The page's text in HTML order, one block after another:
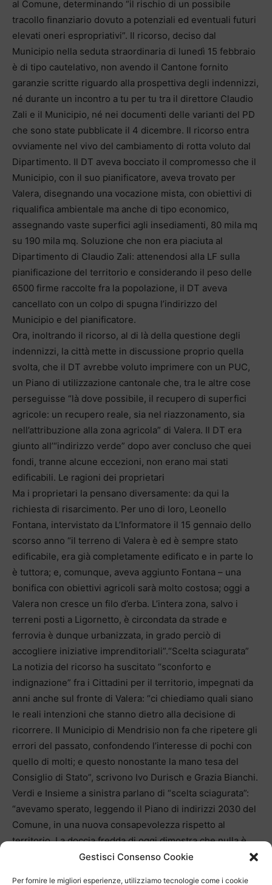
Gestisci Consenso Cookie
Per fornire le migliori esperienze, utilizziamo tecnologie come i cookie
al Comune, determinando “il rischio di un possibile
tracollo finanziario dovuto a potenziali ed eventuali futuri
elevati oneri espropriativi”. Il ricorso, deciso dal
Municipio nella seduta straordinaria di lunedì 15 febbraio
è di tipo cautelativo, non avendo il Cantone fornito
garanzie scritte riguardo alla prospettiva degli indennizzi,
né durante un incontro a tu per tu tra il direttore Claudio
Zali e il Municipio, né nei documenti delle varianti del PD
che sono state pubblicate il 4 dicembre. Il ricorso entra
ovviamente nel vivo del cambiamento di rotta voluto dal
Dipartimento. Il DT aveva bocciato il compromesso che il
Municipio, con il suo pianificatore, aveva trovato per
Valera, disegnando una vocazione mista, con obiettivi di
riqualifica ambientale ma anche di tipo economico,
assegnando vaste superfici agli insediamenti, 80 mila mq
su 190 mila mq. Soluzione che non era piaciuta al
Dipartimento di Claudio Zali: attenendosi alla LF sulla
pianificazione del territorio e considerando il peso delle
6500 firme raccolte fra la popolazione, il DT aveva
cancellato con un colpo di spugna l’indirizzo del
Municipio e del pianificatore.
Ora, inoltrando il ricorso, al di là della questione degli
indennizzi, la città mette in discussione proprio quella
svolta, che il DT avrebbe voluto imprimere con un PUC,
un Piano di utilizzazione cantonale che, tra le altre cose
perseguisse “là dove possibile, il recupero di superfici
agricole: un recupero reale, sia nel riazzonamento, sia
nell’attribuzione alla zona agricola” di Valera. Il DT era
giunto all’“indirizzo verde” dopo aver concluso che quei
fondi, tranne alcune eccezioni, non erano mai stati
edificabili. Le ragioni dei proprietari
Ma i proprietari la pensano diversamente: da qui la
richiesta di risarcimento. Per uno di loro, Leonello
Fontana, intervistato da L’Informatore il 15 gennaio dello
scorso anno “il terreno di Valera è ed è sempre stato
edificabile, era già completamente edificato e in parte lo
è tuttora; e, comunque, aveva aggiunto Fontana – una
bonifica con obiettivi agricoli sarà molto costosa; oggi a
Valera non cresce un filo d’erba. L’intera zona, salvo i
terreni posti a Ligornetto, è circondata da strade e
ferrovia è dunque urbanizzata, in grado perciò di
accogliere iniziative imprenditoriali”.“Scelta sciagurata”
La notizia del ricorso ha suscitato “sconforto e
indignazione” fra i Cittadini per il territorio, impegnati da
anni anche sul fronte di Valera: “ci chiediamo quali siano
le reali intenzioni che stanno dietro alla decisione di
ricorrere. Il Municipio di Mendrisio non fa che ripetere gli
errori del passato, confondendo l’interesse di pochi con
quello di molti; e questo nonostante la mano tesa del
Consiglio di Stato”, scrivono Ivo Durisch e Grazia Bianchi.
Verdi e Insieme a sinistra parlano di “scelta sciagurata”:
“avevamo sperato, leggendo il Piano di indirizzi 2030 del
Comune, in una nuova consapevolezza rispetto al
territorio. La doccia fredda di oggi dimostra che nulla è
cambiato e che le speranze di cambiamento vengono in